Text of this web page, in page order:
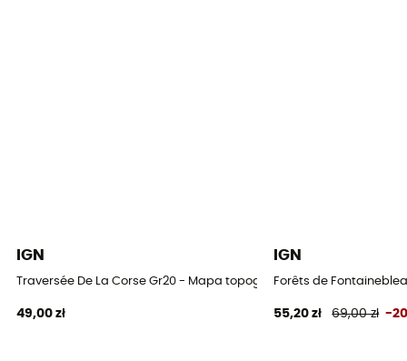
IGN
Traversée De La Corse Gr20 - Mapa topograficzna
49,00 zł
IGN
Forêts de
55,20 zł 69,00 zł -